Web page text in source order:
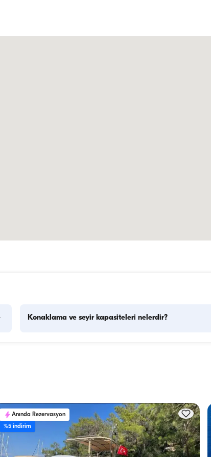
Konaklama ve seyir kapasiteleri nelerdir?
kapasitesi geçerlidir.
Anında Rezervasyon
%5 indirim